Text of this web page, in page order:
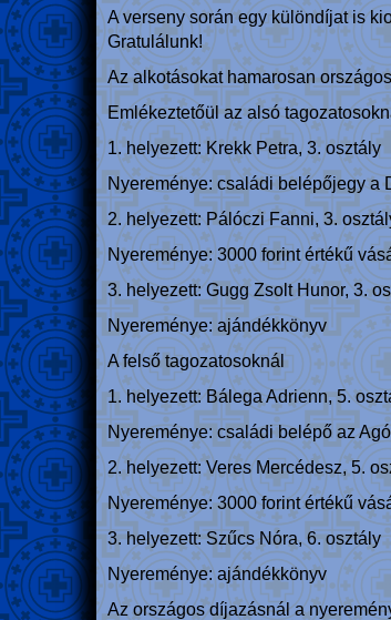
A verseny során egy különdíjat is
Gratulálunk!
Az alkotásokat hamarosan
Emlékeztetőül az alsó
1. helyezett: Krekk Petra, 3. osztály
Nyereménye: családi belépőjegy a
2. helyezett: Pálóczi Fanni, 3.
Nyereménye: 3000 forint értékű
3. helyezett: Gugg Zsolt Hunor, 3.
Nyereménye: ajándékkönyv
A felső tagozatosoknál
1. helyezett: Bálega Adrienn, 5.
Nyereménye: családi belépő az
2. helyezett: Veres Mercédesz, 5.
Nyereménye: 3000 forint értékű
3. helyezett: Szűcs Nóra, 6. osztály
Nyereménye: ajándékkönyv
Az országos díjazásnál a